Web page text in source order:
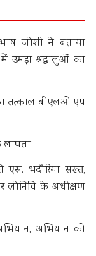
जोशी ने बताया
उमड़ा श्रद्धालुओं का
तत्काल बीएलओ एप
लापता
एस. भदौरिया सख्त,
लोनिवि के अधीक्षण
अभियान को